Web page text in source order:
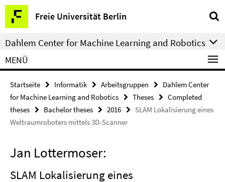
Springe
direkt
zu
Inhalt
Freie Universität Berlin
Service-
Navigation
Dahlem Center for Machine Learning and Robotics
MENÜ
Startseite Informatik Arbeitsgruppen
Dahlem Center
for Machine Learning and Robotics
Theses
Completed
theses
Bachelor theses 2016
SLAM Lokalisierung eines
Weltraumroboters mittels 3D-Scanner
Jan Lottermoser:
SLAM Lokalisierung eines